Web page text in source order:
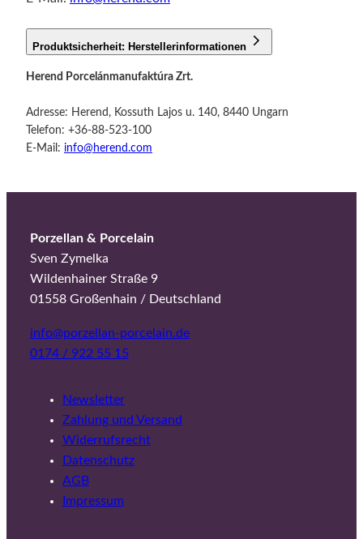
Produktsicherheit: Herstellerinformationen
Herend Porcelánmanufaktúra Zrt.
Adresse: Herend, Kossuth Lajos u. 140, 8440 Ungarn
Telefon: +36-88-523-100
E-Mail: info@herend.com
Porzellan & Porcelain
Sven Zymelka
Wildenhainer Straße 9
01558 Großenhain / Deutschland
info@porzellan-porcelain.de
0174 / 922 55 15
Newsletter
Zahlung und Versand
Widerrufsrecht
Datenschutz
AGB
Impressum